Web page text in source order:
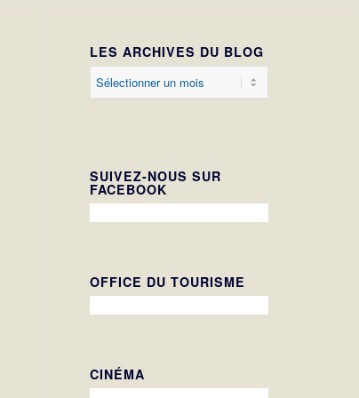
LES ARCHIVES DU BLOG
SUIVEZ-NOUS SUR
FACEBOOK
OFFICE DU TOURISME
CINÉMA